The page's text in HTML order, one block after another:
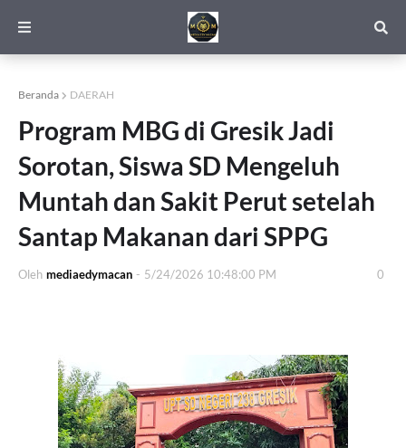
Beranda DAERAH
Program MBG di Gresik Jadi
Sorotan, Siswa SD Mengeluh
Muntah dan Sakit Perut setelah
Santap Makanan dari SPPG
Oleh mediaedymacan - 5/24/2026 10:48:00 PM 0